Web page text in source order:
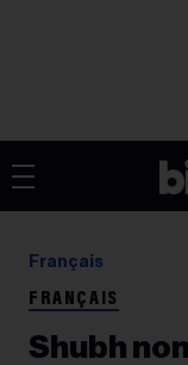
Français
FRANÇAIS
Shubh